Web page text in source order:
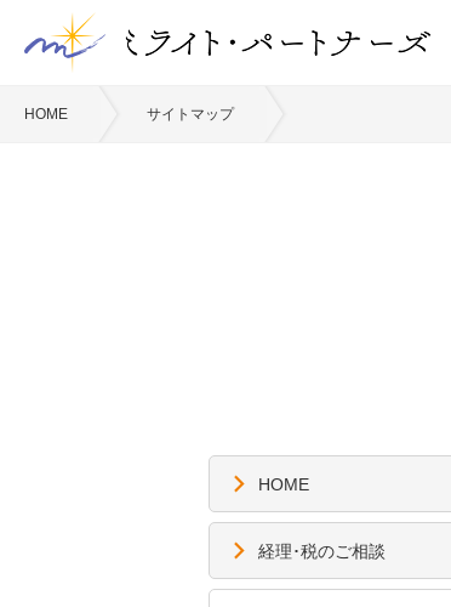
HOME サイトマップ
HOME
経理･税のご相談